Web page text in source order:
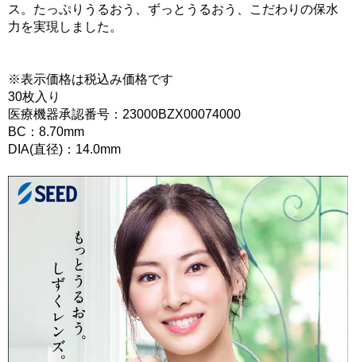
ス。たっぷりうるおう、ずっとうるおう、こだわりの保水
力を実現しました。
※表示価格は税込み価格です
30枚入り
医療機器承認番号：23000BZX00074000
BC：8.70mm
DIA(直径)：14.0mm